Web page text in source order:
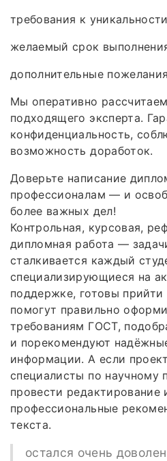
требования к
желаемый срок
дополнительные
Мы оперативно
подходящего эксперта.
конфиденциальность,
возможность доработок.
Доверьте написание
профессионалам — и
более важных дел!
Контрольная, курсовая,
дипломная работа —
сталкивается каждый
специализирующиеся на
поддержке, готовы
помогут правильно
требованиям ГОСТ,
и порекомендуют
информации. А если
специалисты по научному
провести редактирование
профессиональные
текста.
остался очень